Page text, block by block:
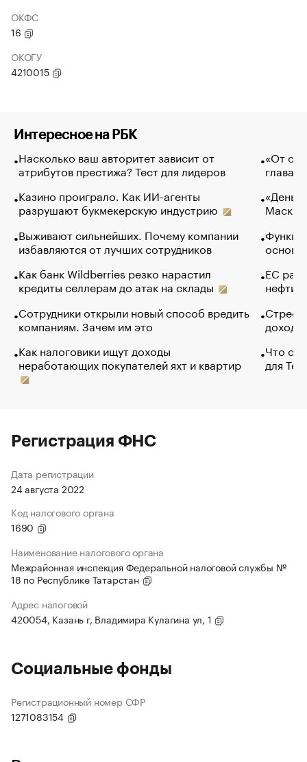
ОКФС
16
ОКОГУ
4210015
Интересное на РБК
Насколько ваш авторитет зависит от
атрибутов престижа? Тест для лидеров
Казино проиграло. Как ИИ-агенты
разрушают букмекерскую индустрию
Выживают сильнейших. Почему компании
избавляются от лучших сотрудников
Как банк Wildberries резко нарастил
кредиты селлерам до атак на склады
Сотрудники открыли новый способ вредить
компаниям. Зачем им это
Как налоговики ищут доходы
неработающих покупателей яхт и квартир
«От
глава
Маск в
основ
ЕС
нефти
Что
для
Регистрация ФНС
Дата регистрации
24 августа 2022
Код налогового органа
1690
Наименование налогового органа
Межрайонная инспекция Федеральной налоговой службы №
18 по Республике Татарстан
Адрес налоговой
420054, Казань г, Владимира Кулагина ул, 1
Социальные фонды
Регистрационный номер СФР
1271083154